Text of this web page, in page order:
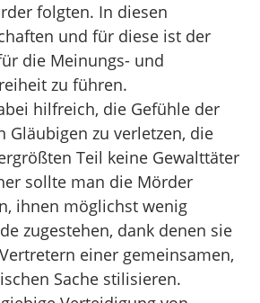
folgten. In diesen
und für diese ist der
die Meinungs- und
zu führen.
hilfreich, die Gefühle der
Gläubigen zu verletzen, die
Teil keine Gewalttäter
sollte man die Mörder
ihnen möglichst wenig
zugestehen, dank denen sie
einer gemeinsamen,
Sache stilisieren.